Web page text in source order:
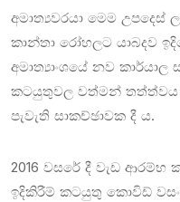
අමාත්‍යවරයා මෙම උපදෙස්
කාන්තා රෝහලට යාබදව
අමාත්‍යාංශයේ නව
කටයුතුවල වත්මන් තත්ත්වය
පැවැති සාකච්ඡාවක දී ය.
2016 වසරේ දී වැඩ
ඉදිකිරීම් කටයුතු කොවිඩ්